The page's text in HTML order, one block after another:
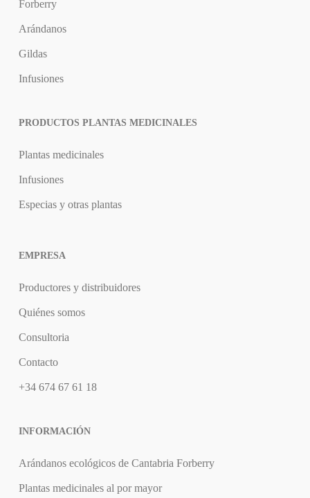
Forberry
Arándanos
Gildas
Infusiones
PRODUCTOS PLANTAS MEDICINALES
Plantas medicinales
Infusiones
Especias y otras plantas
EMPRESA
Productores y distribuidores
Quiénes somos
Consultoria
Contacto
+34 674 67 61 18
INFORMACIÓN
Arándanos ecológicos de Cantabria Forberry
Plantas medicinales al por mayor